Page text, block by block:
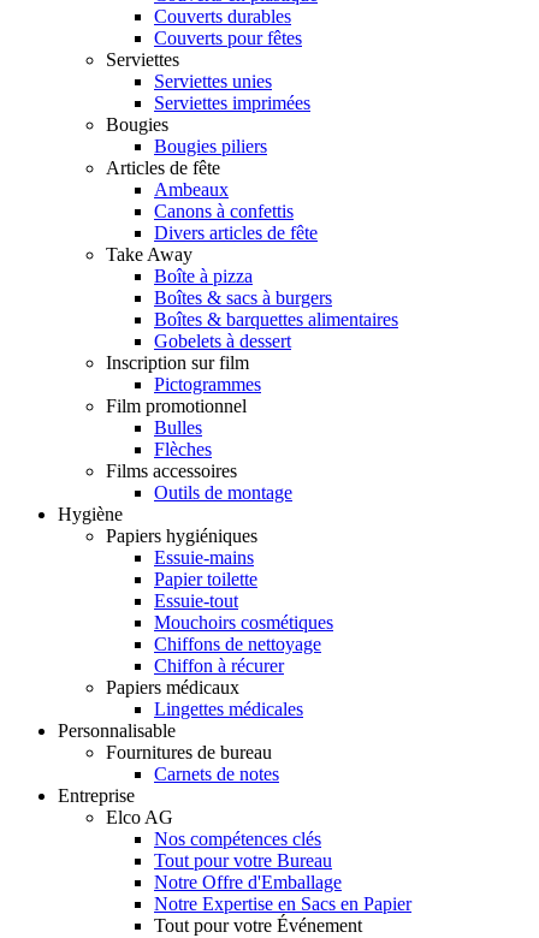
Couverts durables
Couverts pour fêtes
Serviettes
Serviettes unies
Serviettes imprimées
Bougies
Bougies piliers
Articles de fête
Ambeaux
Canons à confettis
Divers articles de fête
Take Away
Boîte à pizza
Boîtes & sacs à burgers
Boîtes & barquettes alimentaires
Gobelets à dessert
Inscription sur film
Pictogrammes
Film promotionnel
Bulles
Flèches
Films accessoires
Outils de montage
Hygiène
Papiers hygiéniques
Essuie-mains
Papier toilette
Essuie-tout
Mouchoirs cosmétiques
Chiffons de nettoyage
Chiffon à récurer
Papiers médicaux
Lingettes médicales
Personnalisable
Fournitures de bureau
Carnets de notes
Entreprise
Elco AG
Nos compétences clés
Tout pour votre Bureau
Notre Offre d'Emballage
Notre Expertise en Sacs en Papier
Tout pour votre Événement